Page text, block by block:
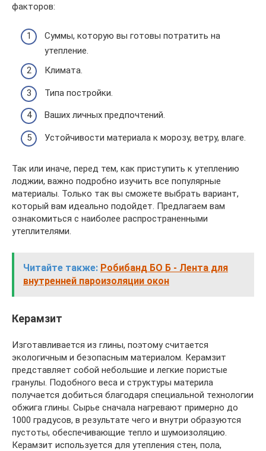
факторов:
Суммы, которую вы готовы потратить на
утепление.
Климата.
Типа постройки.
Ваших личных предпочтений.
Устойчивости материала к морозу, ветру, влаге.
Так или иначе, перед тем, как приступить к утеплению
лоджии, важно подробно изучить все популярные
материалы. Только так вы сможете выбрать вариант,
который вам идеально подойдет. Предлагаем вам
ознакомиться с наиболее распространенными
утеплителями.
Читайте также: Робибанд БО Б - Лента для
внутренней пароизоляции окон
Керамзит
Изготавливается из глины, поэтому считается
экологичным и безопасным материалом. Керамзит
представляет собой небольшие и легкие пористые
гранулы. Подобного веса и структуры материла
получается добиться благодаря специальной технологии
обжига глины. Сырье сначала нагревают примерно до
1000 градусов, в результате чего и внутри образуются
пустоты, обеспечивающие тепло и шумоизоляцию.
Керамзит используется для утепления стен, пола,